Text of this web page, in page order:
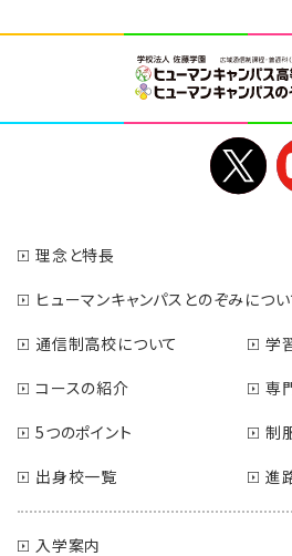
理念と特長
ヒューマンキャンパスとのぞみについ
通信制高校について
学
コースの紹介
専
5つのポイント
制
出身校一覧
進
入学案内